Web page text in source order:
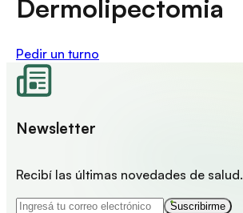
Dermolipectomia
Pedir un turno
Newsletter
Recibí las últimas novedades de salud.
Suscribirme